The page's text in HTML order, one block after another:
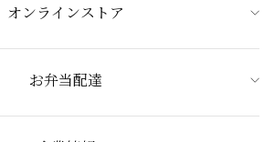
オンラインストア
お弁当配達